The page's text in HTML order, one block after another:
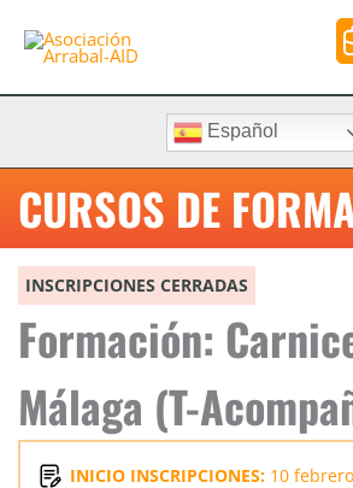
Español
CURSOS DE
INSCRIPCIONES CERRADAS
Formación:
Málaga (T-
INICIO INSCRIPCIONES: 10